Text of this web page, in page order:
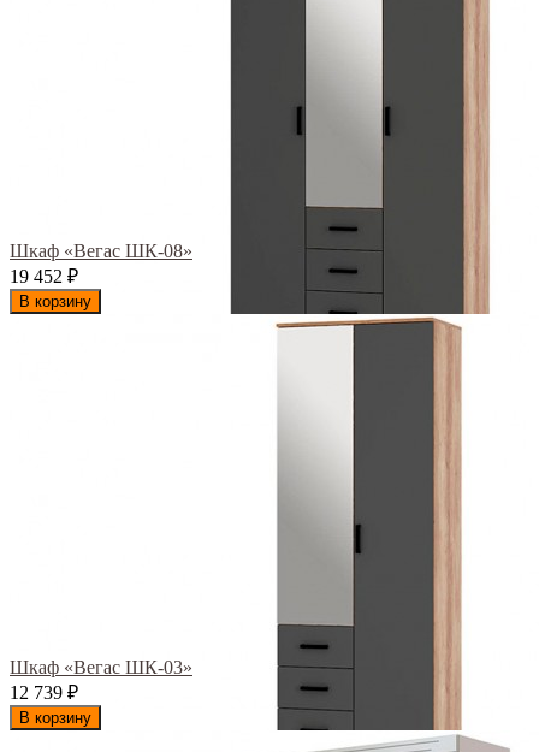
Шкаф «Вегас ШК-08»
19 452 ₽
В корзину
Шкаф «Вегас ШК-03»
12 739 ₽
В корзину